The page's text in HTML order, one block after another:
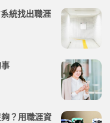
統找出職涯
？用職涯資